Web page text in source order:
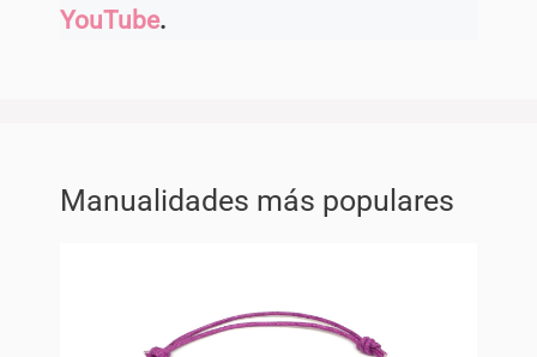
YouTube.
Manualidades más populares